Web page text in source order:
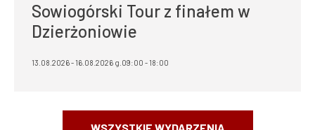
Sowiogórski Tour z finałem w
Dzierżoniowie
13.08.2026 - 16.08.2026 g.09:00 - 18:00
WSZYSTKIE WYDARZENIA